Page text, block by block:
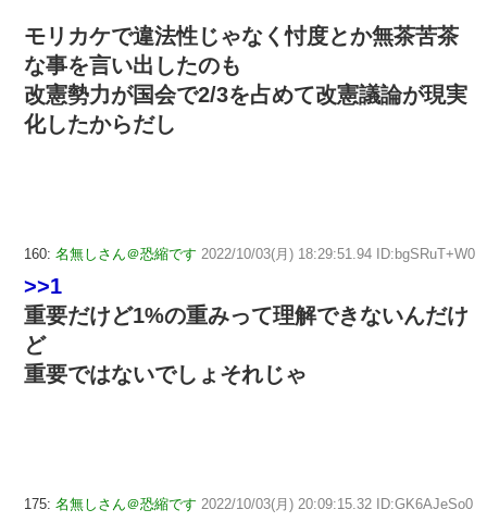
モリカケで違法性じゃなく忖度とか無茶苦茶
な事を言い出したのも
改憲勢力が国会で2/3を占めて改憲議論が現実
化したからだし
160: 名無しさん＠恐縮です 2022/10/03(月) 18:29:51.94 ID:bgSRuT+W0
>>1
重要だけど1%の重みって理解できないんだけ
ど
重要ではないでしょそれじゃ
175: 名無しさん＠恐縮です 2022/10/03(月) 20:09:15.32 ID:GK6AJeSo0